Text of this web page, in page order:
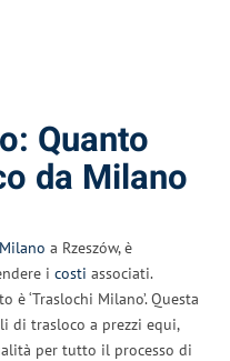
Quanto
da Milano
Milano a Rzeszów, è
i costi associati.
è ‘Traslochi Milano’. Questa
di trasloco a prezzi equi,
per tutto il processo di